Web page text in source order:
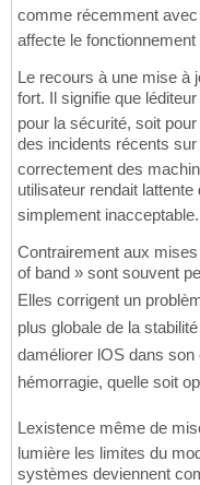
comme récemment avec
affecte le
Le recours à une mise à
fort. Il signifie que
pour la sécurité, soit
des incidents récents sur
correctement des
utilisateur rendait
simplement inacceptable.
Contrairement aux
of band » sont souvent
Elles corrigent un
plus globale de la
daméliorer lOS dans
hémorragie, quelle soit
Lexistence même de
lumière les limites du
systèmes deviennent